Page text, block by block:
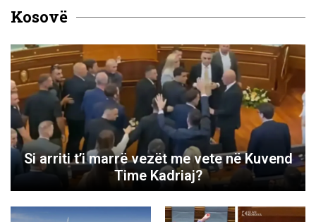
Kosovë
Si arriti t’i marrë vezët me vete në Kuvend
Time Kadriaj?